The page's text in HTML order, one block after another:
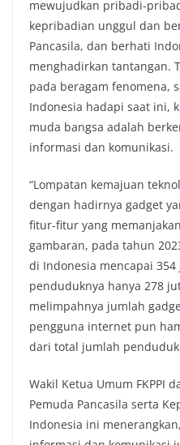
mewujudkan pribadi-
kepribadian unggul dan
Pancasila, dan berhati
menghadirkan tantangan.
pada beragam fenomena,
Indonesia hadapi saat ini,
muda bangsa adalah
informasi dan komunikasi.
“Lompatan kemajuan
dengan hadirnya gadget
fitur-fitur yang
gambaran, pada tahun
di Indonesia mencapai
penduduknya hanya 278
melimpahnya jumlah
pengguna internet pun
dari total jumlah penduduk
Wakil Ketua Umum FKPPI
Pemuda Pancasila serta
Indonesia ini